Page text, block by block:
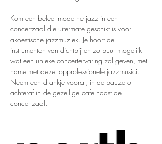
Kom een beleef moderne jazz in een
concertzaal die uitermate geschikt is voor
akoestische jazzmuziek. Je hoort de
instrumenten van dichtbij en zo puur mogelijk
wat een unieke concertervaring zal geven, met
name met deze topprofessionele jazzmusici.
Neem een drankje vooraf, in de pauze of
achteraf in de gezellige cafe naast de
concertzaal.